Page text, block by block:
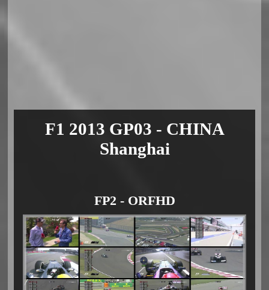
F1 2013 GP03 - CHINA
Shanghai
FP2 - ORFHD